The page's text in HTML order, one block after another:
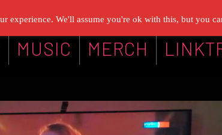
MUSIC MERCH
experience. We'll assume you're ok with this, but you